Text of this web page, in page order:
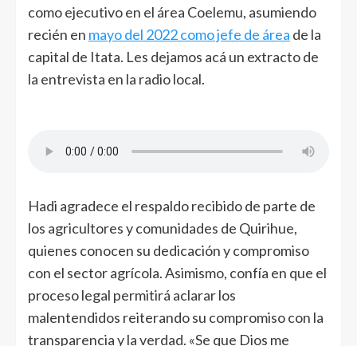
como ejecutivo en el área Coelemu, asumiendo
recién en mayo del 2022 como jefe de área de la
capital de Itata. Les dejamos acá un extracto de
la entrevista en la radio local.
Hadi agradece el respaldo recibido de parte de
los agricultores y comunidades de Quirihue,
quienes conocen su dedicación y compromiso
con el sector agrícola. Asimismo, confía en que el
proceso legal permitirá aclarar los
malentendidos reiterando su compromiso con la
transparencia y la verdad. «Se que Dios me